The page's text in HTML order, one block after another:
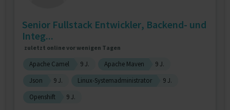
Senior Fullstack Entwickler, Backend- und
Integ...
zuletzt online vor wenigen Tagen
Apache Camel 9 J. Apache Maven
9 J.
Json
9 J. Linux-Systemadministrator
9 J.
Openshift
9 J.